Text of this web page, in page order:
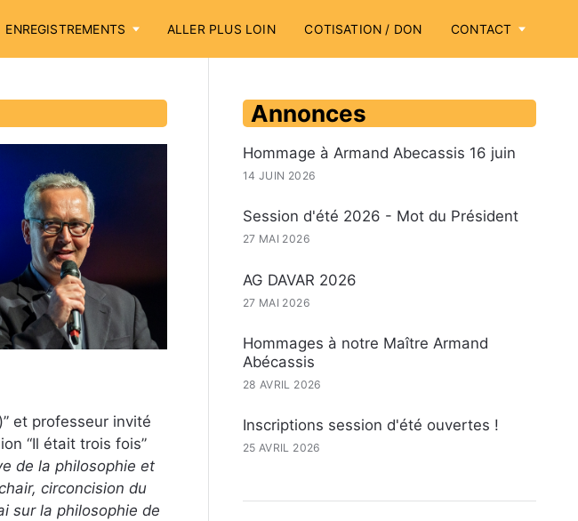
ENREGISTREMENTS ALLER PLUS LOIN COTISATION / DON CONTACT
et professeur invité
“Il était trois fois”
de la philosophie et
circoncision du
sur la philosophie de
Annonces
Hommage à Armand Abecassis 16 juin
14 JUIN 2026
Session d'été 2026 - Mot du Président
27 MAI 2026
AG DAVAR 2026
27 MAI 2026
Hommages à notre Maître Armand
Abécassis
28 AVRIL 2026
Inscriptions session d'été ouvertes !
25 AVRIL 2026
loin